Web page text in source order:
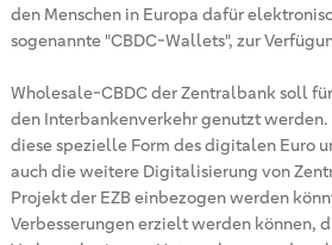
den Menschen in Europa dafür
sogenannte "CBDC-Wallets", zur
Wholesale-CBDC der Zentralbank soll
den Interbankenverkehr genutzt
diese spezielle Form des digitalen Euro
auch die weitere Digitalisierung von
Projekt der EZB einbezogen werden
Verbesserungen erzielt werden können,